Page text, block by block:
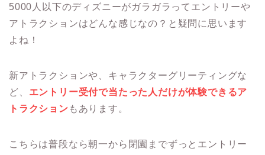
5000人以下のディズニーがガラガラってエントリーや
アトラクションはどんな感じなの？と疑問に思います
よね！
新アトラクションや、キャラクターグリーティングな
ど、 エントリー受付で当たった人だけが体験できるア
トラクション もあります。
こちらは普段なら朝一から閉園までずっとエントリー